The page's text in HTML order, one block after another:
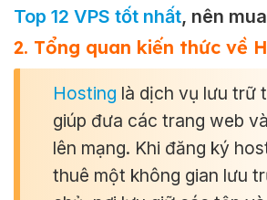
Top 12 VPS tốt nhất, nên
2. Tổng quan kiến thức về
Hosting là dịch vụ lưu trữ
giúp đưa các trang web
lên mạng. Khi đăng ký
thuê một không gian lưu